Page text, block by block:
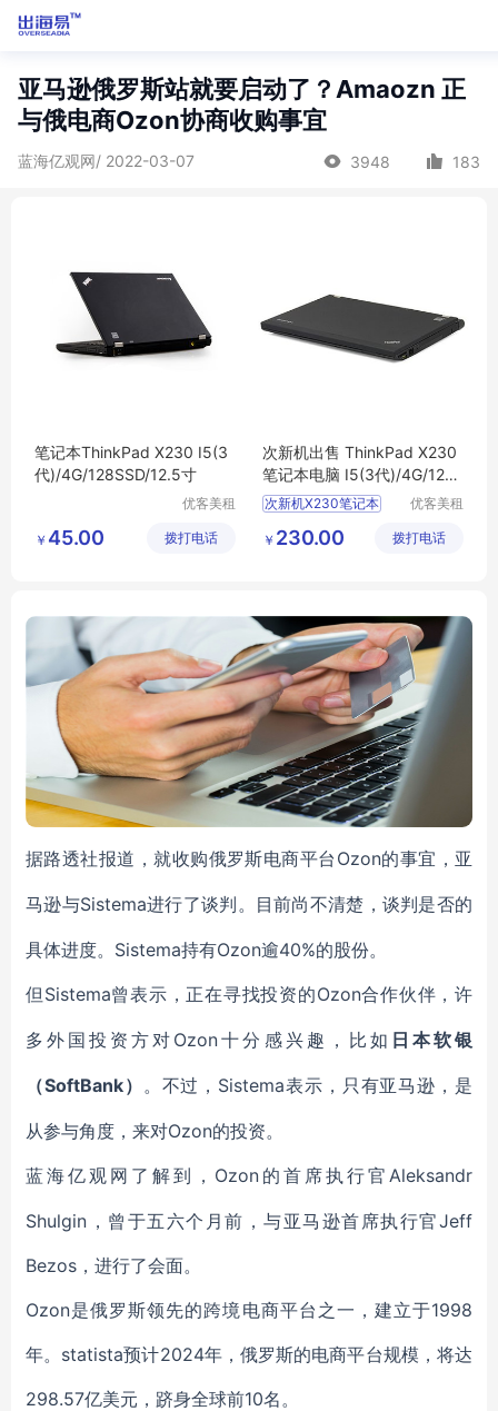
亚马逊俄罗斯站就要启动了？Amaozn 正
与俄电商Ozon协商收购事宜
蓝海亿观网/ 2022-03-07 3948 183
笔记本ThinkPad X230 I5(3
代)/4G/128SSD/12.5寸
优客美租
信息科技
￥ 45.00 拨打电话
次新机出售 ThinkPad X230
笔记本电脑 I5(3代)/4G/128
SSD/12.5寸
次新机X230笔记本
出售笔记本X230
优客美租
信息科技
￥ 230.00 拨打电话
据路透社报道，就收购俄罗斯电商平台 Ozon的事宜，亚
马逊与Sistema进行了谈判。目前尚不清楚，谈判是否的
具体进度。Sistema持有Ozon逾40%的股份。
但 Sistema曾表示，正在寻找投资的Ozon合作伙伴，许
多外国投资方对 Ozon十分感兴趣，比如 日本软银
（SoftBank） 。不过， Sistema表示，只有亚马逊，是
从参与角度，来对Ozon的投资。
蓝海亿观网了解到， Ozon的首席执行官Aleksandr
Shulgin，曾于五六个月前，与亚马逊首席执行官Jeff
Bezos，进行了会面。
Ozon是俄罗斯领先的跨境电商平台之一，建立于1998
年。statista预计2024年，俄罗斯的电商平台规模，将达
298.57亿美元，跻身全球前10名。